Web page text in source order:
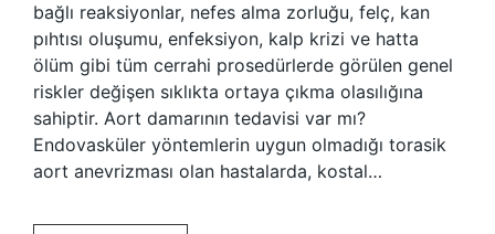
bağlı reaksiyonlar, nefes alma zorluğu, felç, kan
pıhtısı oluşumu, enfeksiyon, kalp krizi ve hatta
ölüm gibi tüm cerrahi prosedürlerde görülen genel
riskler değişen sıklıkta ortaya çıkma olasılığına
sahiptir. Aort damarının tedavisi var mı?
Endovasküler yöntemlerin uygun olmadığı torasik
aort anevrizması olan hastalarda, kostal…